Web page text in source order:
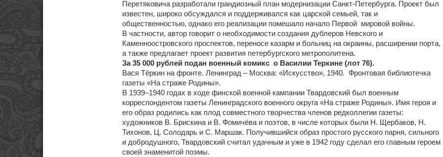
Перетяковича разработали грандиозный план модернизации Санкт-Петербурга. Проект был
известен, широко обсуждался и поддерживался как царской семьей, так и
общественностью, однако его реализации помешало начало Первой мировой войны.
В частности, автор говорит о необходимости создания дублеров Невского и
Каменноостровского проспектов, переносе казарм и больниц на окраины, расширении порта,
а также предлагает проект развития петербургского метрополитена.
За 35 000 рублей подан военный комикс о Василии Теркине (лот 76).
Вася Тёркин на фронте. Ленинград – Москва: «Искусство», 1940. Фронтовая библиотечка
газеты «На страже Родины».
В 1939–1940 годах в ходе финской военной кампании Твардовский был военным
корреспондентом газеты Ленинградского военного округа «На страже Родины». Имя героя и
его образ родились как плод совместного творчества членов редколлегии газеты:
художников В. Брискина и В. Фомичёва и поэтов, в числе которых были Н. Щербаков, Н.
Тихонов, Ц. Солодарь и С. Маршак. Получившийся образ простого русского парня, сильного
и добродушного, Твардовский считал удачным и уже в 1942 году сделал его главным героем
своей знаменитой поэмы.